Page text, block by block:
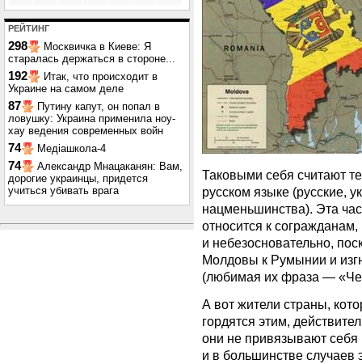
РЕЙТИНГ
298
Москвичка в Киеве: Я
старалась держаться в стороне...
192
Итак, что происходит в
Украине на самом деле
87
Путину капут, он попал в
ловушку: Украина применила ноу-
хау ведения современных войн
74 Медіашкола-4
74
Александр Мнацаканян: Вам,
дорогие украинцы, придется
учиться убивать врага
Таковыми себя считают
русском языке (русские,
нацменьшинства). Эта
относится к
и небезосновательно,
Молдовы к Румынии и
(любимая их фраза —
А вот жители страны,
гордятся этим,
они не привязывают себя
и в большинстве